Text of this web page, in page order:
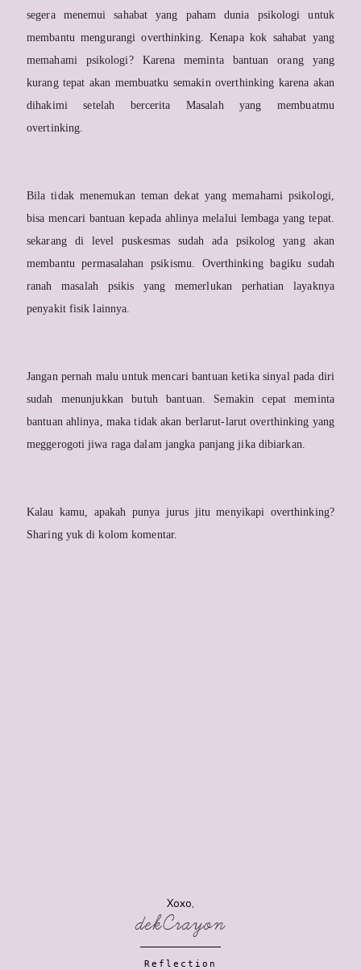
segera menemui sahabat yang paham dunia psikologi untuk
membantu mengurangi overthinking. Kenapa kok sahabat yang
memahami psikologi? Karena meminta bantuan orang yang
kurang tepat akan membuatku semakin overthinking karena akan
dihakimi setelah bercerita Masalah yang membuatmu
overtinking.
Bila tidak menemukan teman dekat yang memahami psikologi,
bisa mencari bantuan kepada ahlinya melalui lembaga yang tepat.
sekarang di level puskesmas sudah ada psikolog yang akan
membantu permasalahan psikismu. Overthinking bagiku sudah
ranah masalah psikis yang memerlukan perhatian layaknya
penyakit fisik lainnya.
Jangan pernah malu untuk mencari bantuan ketika sinyal pada diri
sudah menunjukkan butuh bantuan. Semakin cepat meminta
bantuan ahlinya, maka tidak akan berlarut-larut overthinking yang
meggerogoti jiwa raga dalam jangka panjang jika dibiarkan.
Kalau kamu, apakah punya jurus jitu menyikapi overthinking?
Sharing yuk di kolom komentar.
Xoxo,
dekCrayon
Reflection